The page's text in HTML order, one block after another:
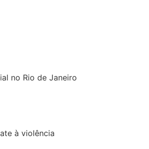
no Rio de Janeiro
à violência